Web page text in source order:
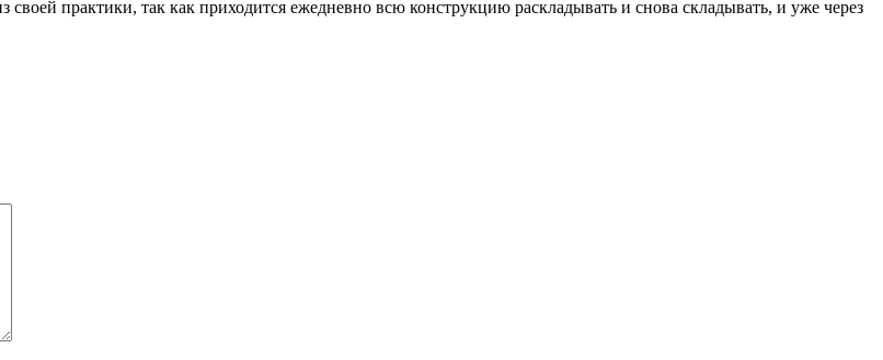
своей практики, так как приходится ежедневно всю конструкцию раскладывать и снова складывать, и уже через